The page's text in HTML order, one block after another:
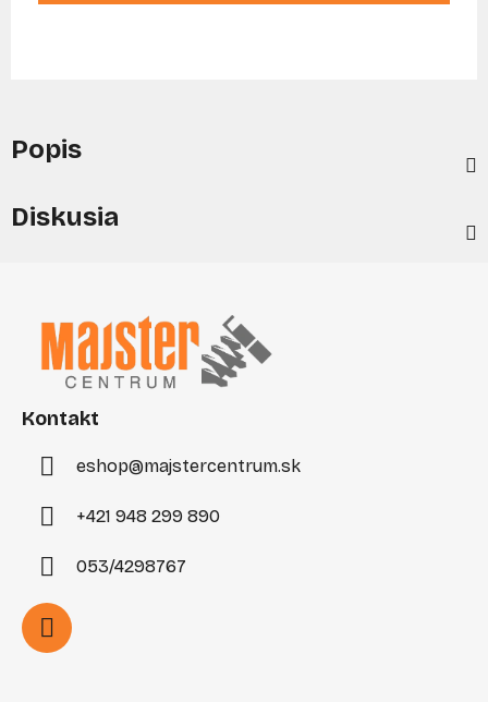
Popis
Diskusia
Kontakt
eshop@majstercentrum.sk
+421 948 299 890
053/4298767